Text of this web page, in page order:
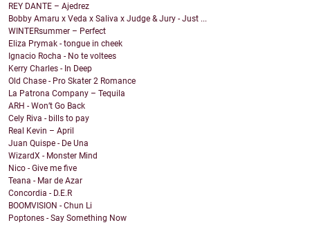
REY DANTE – Ajedrez
Bobby Amaru x Veda x Saliva x Judge & Jury - Just ...
WINTERsummer – Perfect
Eliza Prymak - tongue in cheek
Ignacio Rocha - No te voltees
Kerry Charles - In Deep
Old Chase - Pro Skater 2 Romance
La Patrona Company – Tequila
ARH - Won’t Go Back
Cely Riva - bills to pay
Real Kevin – April
Juan Quispe - De Una
WizardX - Monster Mind
Nico - Give me five
Teana - Mar de Azar
Concordia - D.E.R
BOOMVISION - Chun Li
Poptones - Say Something Now